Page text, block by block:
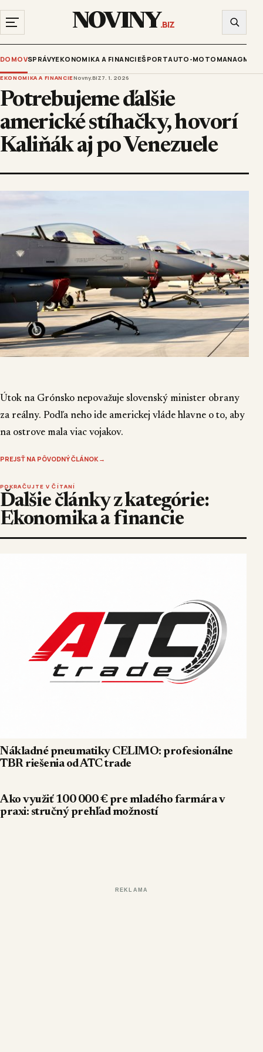
NOVINY.BIZ
DOMOVSPRÁVYEKONOMIKA A FINANCIEŠPORTAUTO-MOTO
EKONOMIKA A FINANCIENovny.BIZ7. 1. 2026
Potrebujeme ďalšie
americké stíhačky, hovorí
Kaliňák aj po Venezuele
Útok na Grónsko nepovažuje slovenský minister obrany
za reálny. Podľa neho ide americkej vláde hlavne o to, aby
na ostrove mala viac vojakov.
PREJSŤ NA PÔVODNÝ ČLÁNOK→
POKRAČUJTE V ČÍTANÍ
Ďalšie články z kategórie:
Ekonomika a financie
Nákladné pneumatiky CELIMO: profesionálne
TBR riešenia od ATC trade
Ako využiť 100 000 € pre mladého farmára v
praxi: stručný prehľad možností
REKLAMA